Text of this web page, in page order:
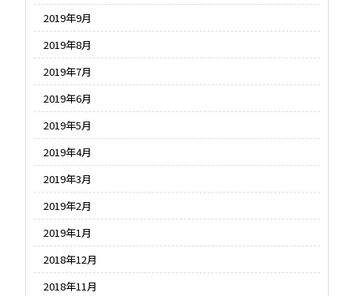
2019年9月
2019年8月
2019年7月
2019年6月
2019年5月
2019年4月
2019年3月
2019年2月
2019年1月
2018年12月
2018年11月